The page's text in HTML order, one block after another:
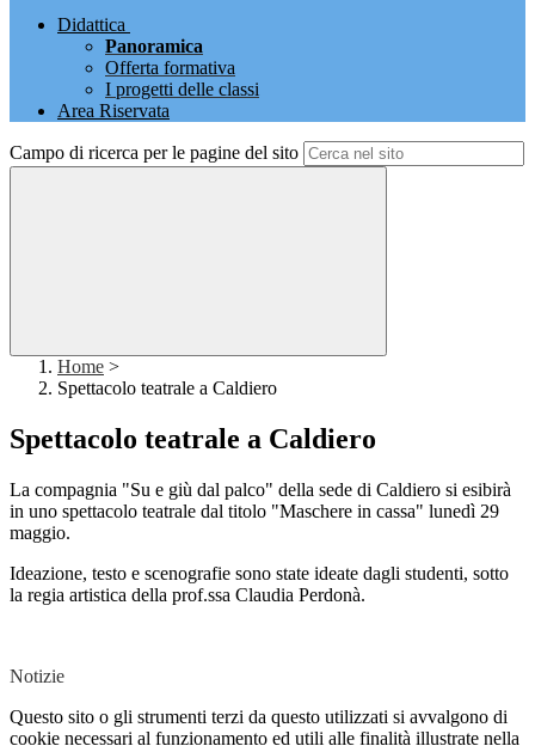
Didattica
Panoramica
Offerta formativa
I progetti delle classi
Area Riservata
Campo di ricerca per le pagine del sito
Home >
Spettacolo teatrale a Caldiero
Spettacolo teatrale a Caldiero
La compagnia "Su e giù dal palco" della sede di Caldiero si esibirà
in uno spettacolo teatrale dal titolo "Maschere in cassa" lunedì 29
maggio.
Ideazione, testo e scenografie sono state ideate dagli studenti, sotto
la regia artistica della prof.ssa Claudia Perdonà.
Notizie
Questo sito o gli strumenti terzi da questo utilizzati si avvalgono di
cookie necessari al funzionamento ed utili alle finalità illustrate nella